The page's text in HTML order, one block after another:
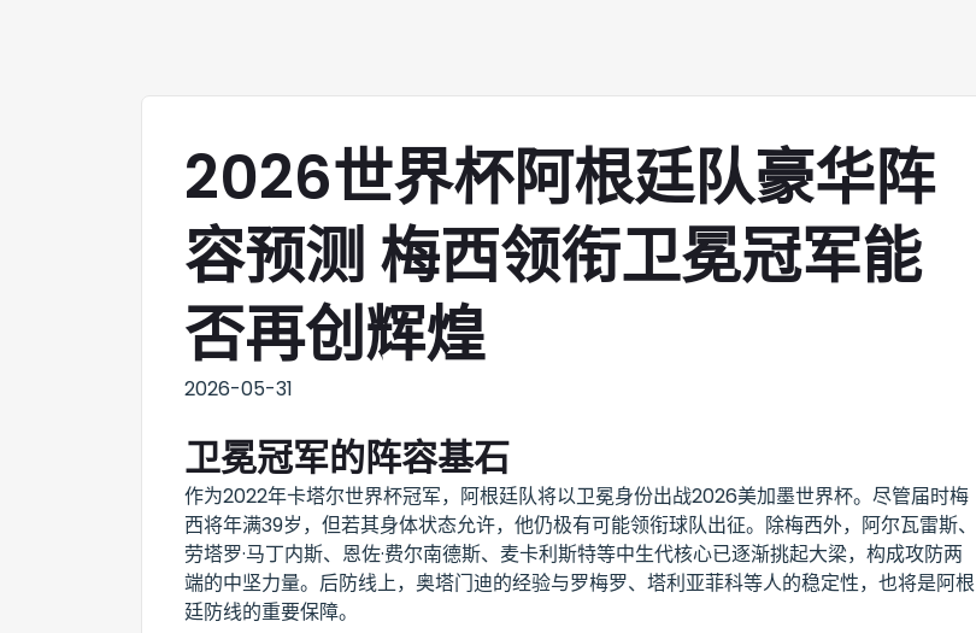
2026世界杯阿根廷队豪华阵
容预测 梅西领衔卫冕冠军能
否再创辉煌
2026-05-31
卫冕冠军的阵容基石
作为2022年卡塔尔世界杯冠军，阿根廷队将以卫冕身份出战2026美加墨世界杯。尽管届时梅
西将年满39岁，但若其身体状态允许，他仍极有可能领衔球队出征。除梅西外，阿尔瓦雷斯、
劳塔罗·马丁内斯、恩佐·费尔南德斯、麦卡利斯特等中生代核心已逐渐挑起大梁，构成攻防两
端的中坚力量。后防线上，奥塔门迪的经验与罗梅罗、塔利亚菲科等人的稳定性，也将是阿根
廷防线的重要保障。